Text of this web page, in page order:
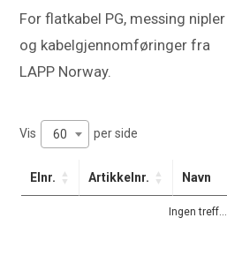
For flatkabel PG, messing nipler
og kabelgjennomføringer fra
LAPP Norway.
Vis 60 per side
Elnr. Artikkelnr. Navn
Ingen treff...